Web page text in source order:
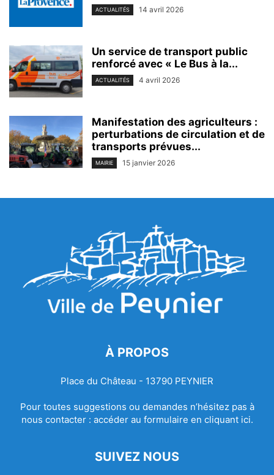
ACTUALITÉS 14 avril 2026
Un service de transport public
renforcé avec « Le Bus à la...
ACTUALITÉS 4 avril 2026
Manifestation des agriculteurs :
perturbations de circulation et de
transports prévues...
MAIRIE 15 janvier 2026
À PROPOS
Place du Château - 13790 PEYNIER
Pour toutes suggestions ou demandes n’hésitez pas à
nous contacter : accéder au formulaire en cliquant ici.
SUIVEZ NOUS